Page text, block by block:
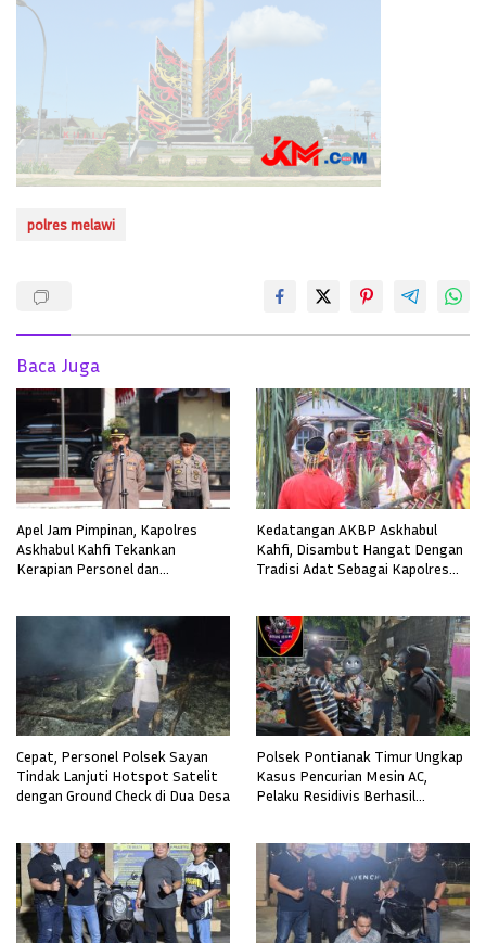
polres melawi
Baca Juga
Apel Jam Pimpinan, Kapolres
Askhabul Kahfi Tekankan
Kerapian Personel dan
Kedatangan AKBP Askhabul
Kahfi, Disambut Hangat Dengan
Tradisi Adat Sebagai Kapolres
Cepat, Personel Polsek Sayan
Tindak Lanjuti Hotspot Satelit
dengan Ground Check di Dua Desa
Polsek Pontianak Timur Ungkap
Kasus Pencurian Mesin AC,
Pelaku Residivis Berhasil